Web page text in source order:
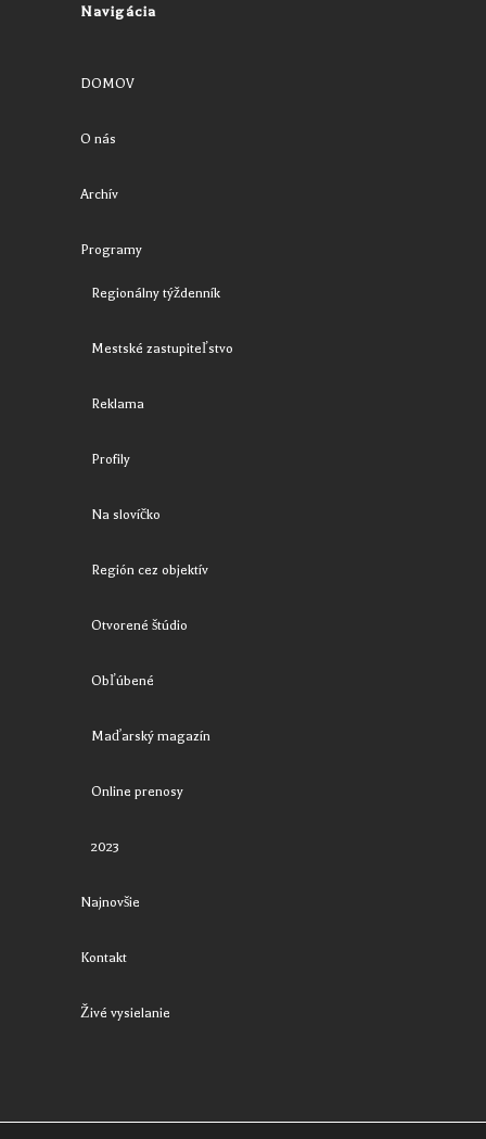
Navigácia
DOMOV
O nás
Archív
Programy
Regionálny týždenník
Mestské zastupiteľstvo
Reklama
Profily
Na slovíčko
Región cez objektív
Otvorené štúdio
Obľúbené
Maďarský magazín
Online prenosy
2023
Najnovšie
Kontakt
Živé vysielanie